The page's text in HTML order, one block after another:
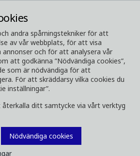
andra spårningstekniker för att
av vår webbplats, för att visa
annonser och för att analysera vår
att godkänna ”Nödvändiga cookies”,
som är nödvändiga för att
För att skräddarsy vilka cookies du
inställningar”.
återkalla ditt samtycke via vårt verktyg
Nödvändiga cookies
ner media
media
ner broschyrer, bilder, videor,
annan media. Filtrera på
i menyerna nedan.